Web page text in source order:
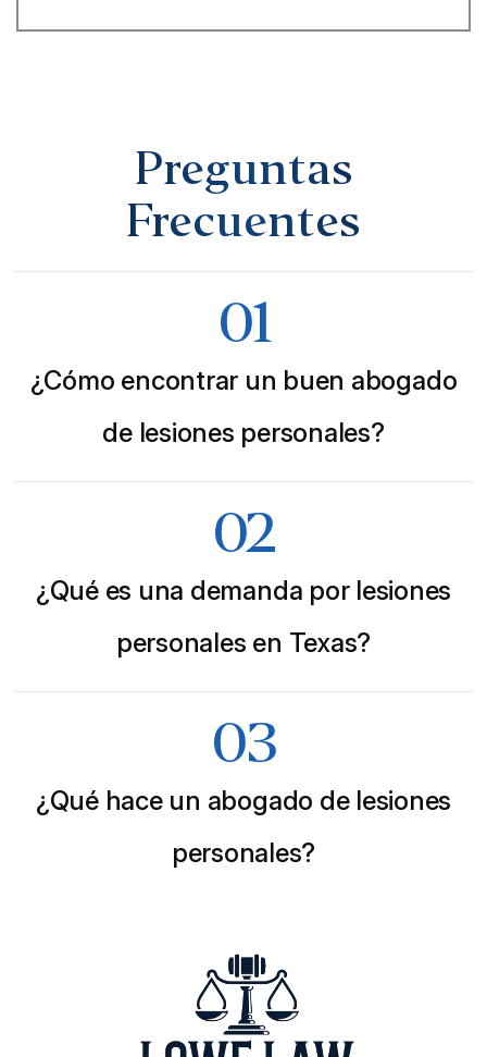
Preguntas
Frecuentes
01
¿Cómo encontrar un buen abogado
de lesiones personales?
02
¿Qué es una demanda por lesiones
personales en Texas?
03
¿Qué hace un abogado de lesiones
personales?